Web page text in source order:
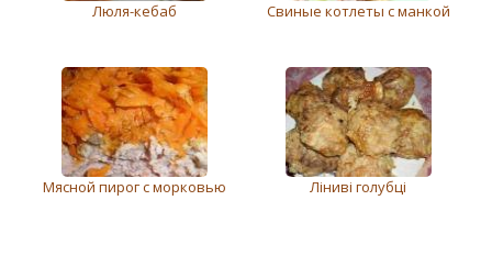
Люля-кебаб Свиные котлеты с манкой
Мясной пирог с морковью Ліниві голубці